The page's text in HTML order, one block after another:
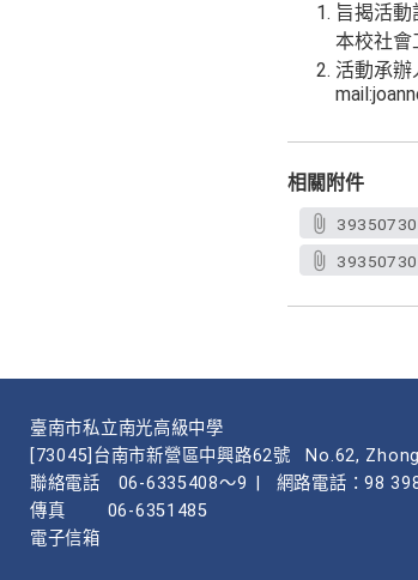
旨揭活
本校社會
活動承
相關附件
臺南市私立南光高級中學
[73045]台南市新營區中興路62號
No.62,
聯絡電話
06-6335408～9
網路電話：98
傳真
06-6351485
電子信箱